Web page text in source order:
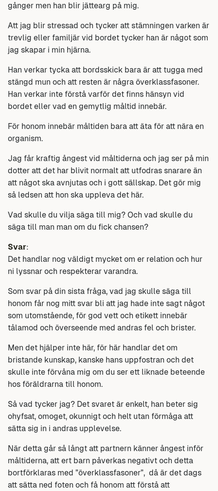
gånger men han blir jättearg på mig.
Att jag blir stressad och tycker att stämningen varken är
trevlig eller familjär vid bordet tycker han är något som
jag skapar i min hjärna.
Han verkar tycka att bordsskick bara är att tugga med
stängd mun och att resten är några överklassfasoner.
Han verkar inte förstå varför det finns hänsyn vid
bordet eller vad en gemytlig måltid innebär.
För honom innebär måltiden bara att äta för att nära en
organism.
Jag får kraftig ångest vid måltiderna och jag ser på min
dotter att det har blivit normalt att utfodras snarare än
att något ska avnjutas och i gott sällskap. Det gör mig
så ledsen att hon ska uppleva det här.
Vad skulle du vilja säga till mig? Och vad skulle du
säga till man man om du fick chansen?
Svar:
Det handlar nog väldigt mycket om er relation och hur
ni lyssnar och respekterar varandra.
Som svar på din sista fråga, vad jag skulle säga till
honom får nog mitt svar bli att jag hade inte sagt något
som utomstående, för god vett och etikett innebär
tålamod och överseende med andras fel och brister.
Men det hjälper inte här, för här handlar det om
bristande kunskap, kanske hans uppfostran och det
skulle inte förvåna mig om du ser ett liknade beteende
hos föräldrarna till honom.
Så vad tycker jag? Det svaret är enkelt, han beter sig
ohyfsat, omoget, okunnigt och helt utan förmåga att
sätta sig in i andras upplevelse.
När detta går så långt att partnern känner ångest inför
måltiderna, att ert barn påverkas negativt och detta
bortförklaras med ”överklassfasoner”, då är det dags
att sätta ned foten och få honom att förstå att